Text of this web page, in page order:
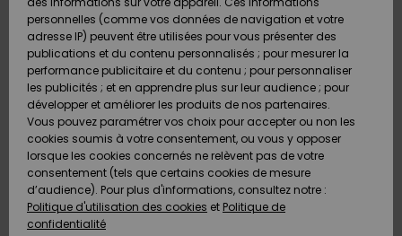
Surf
Snow
Nouveautés
Surf
Snow
Nouveautés
Snow
Highlights
Communauté
SNOW
Snow
Shop
Femme
A
Découvrir
Communauté
OUTLET
Outlet
Femme
AIDE &
CONTACT
Paiement
Carte
Cadeau
Quiksilver
Freedom
Protection
des
MAGASINS
personnelles (comme vos données de navigation et votre
adresse IP) peuvent être utilisées pour vous présenter des
publications et du contenu personnalisés ; pour mesurer la
performance publicitaire et du contenu ; pour personnaliser
les publicités ; et en apprendre plus sur leur audience ; pour
développer et améliorer les produits de nos partenaires.
Vous pouvez paramétrer vos choix pour accepter ou non les
cookies soumis à votre consentement, ou vous y opposer
lorsque les cookies concernés ne relèvent pas de votre
consentement (tels que certains cookies de mesure
d’audience). Pour plus d'informations, consultez notre :
Politique d'utilisation des cookies et Politique de
confidentialité